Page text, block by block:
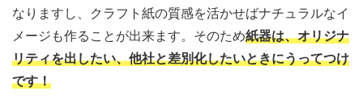
なりますし、クラフト紙の質感を活かせばナチュラルなイ
メージも作ることが出来ます。そのため紙器は、オリジナ
リティを出したい、他社と差別化したいときにうってつけ
です！